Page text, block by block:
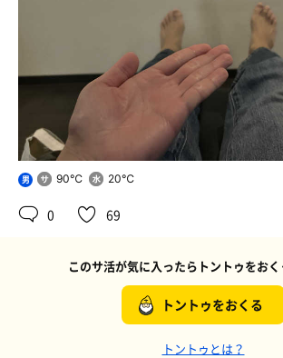
男 90℃ 20℃
0 69
このサ活が気に入ったらトントゥをお
トントゥをおくる
トントゥとは？